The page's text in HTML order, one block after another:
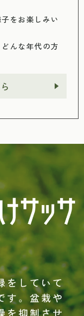
をお楽しみい
んな年代の方